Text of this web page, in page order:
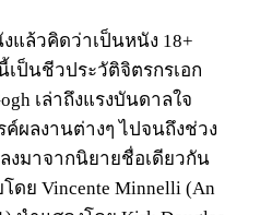
แล้วคิดว่าเป็นหนัง 18+
เป็นชีวประวัติจิตรกรเอก
เล่าถึงแรงบันดาลใจ
ผลงานต่างๆ ไปจนถึงช่วง
งมาจากนิยายชื่อเดียวกัน
ดย Vincente Minnelli (An